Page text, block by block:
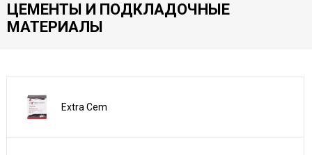
ЦЕМЕНТЫ И ПОДКЛАДОЧНЫЕ
МАТЕРИАЛЫ
Extra Cem